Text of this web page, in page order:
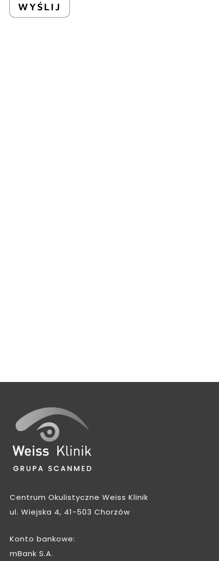
WYŚLIJ
Centrum Okulistyczne Weiss Klinik
ul. Wiejska 4, 41-503 Chorzów
Konto bankowe:
mBank S.A.